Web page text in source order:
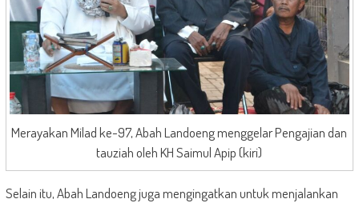
Merayakan Milad ke-97, Abah Landoeng menggelar Pengajian dan
tauziah oleh KH Saimul Apip (kiri)
Selain itu, Abah Landoeng juga mengingatkan untuk menjalankan